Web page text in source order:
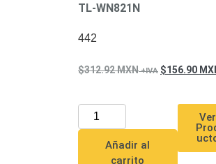
TL-WN821N
442
312.92MXN 156.90
Añadir al
carrito
Ver